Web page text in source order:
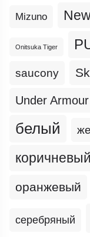
Mizuno
Onitsuka Tiger
saucony
Under Armour
белый
коричневый
оранжевый
серебряный